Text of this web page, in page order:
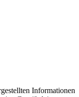
Informationen